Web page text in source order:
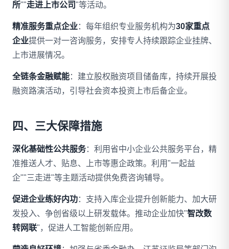
所""走进上市公司"等活动。
精准服务重点企业：每年组织专业服务机构为30家重点
企业提供一对一咨询服务，安排专人持续跟踪企业挂牌、
上市进展情况。
全链条金融赋能：建立股权融资项目储备库，持续开展投
融资路演活动，引导社会资本投资上市后备企业。
四、三大保障措施
深化基础性公共服务：利用省中小企业公共服务平台，精
准推送人才、贴息、上市等惠企政策。利用"一起益
企""三走进"等主题活动提供免费咨询辅导。
促进企业练好内功：支持入库企业提升创新能力、加大研
发投入、争创省级以上研发载体。推动企业加快"智改数
转网联"，促进人工智能创新应用。